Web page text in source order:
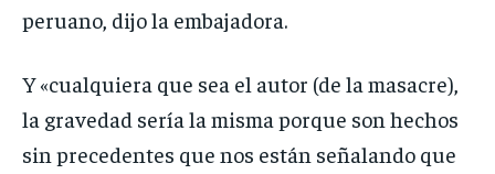
peruano, dijo la embajadora.
Y «cualquiera que sea el autor (de la masacre),
la gravedad sería la misma porque son hechos
sin precedentes que nos están señalando que